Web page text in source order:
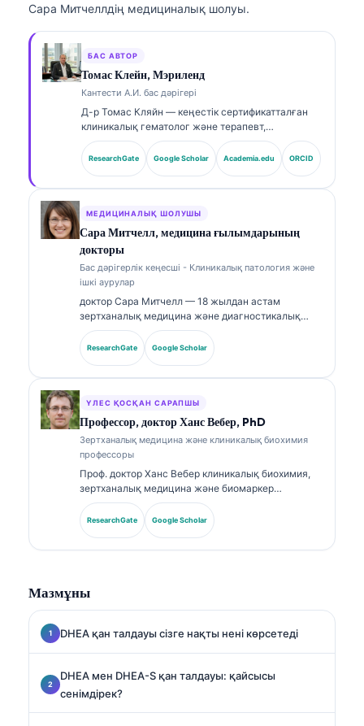
Сара Митчеллдің медициналық шолуы.
БАС АВТОР
Томас Клейн, Мэриленд
Кантести А.И. бас дәрігері
Д-р Томас Кляйн — кеңестік сертификатталған
клиникалық гематолог және терапевт,
зертханалық медицина саласында және ЖИ-мен
(AI) сүйемелденген клиникалық талдауда 15
жылдан астам тәжірибесі бар. Kantesti AI
дәлдігін қамтамасыз етуге қатысты клиникалық
қадағалауды жүзеге асырады. Д-р Кляйн
биомаркерлерді түсіндіру және зертханалық
диагностика бойынша зертханалық медицина
тақырыптарында кеңінен жариялады.
ResearchGate Google Scholar Academia.edu ORCID
МЕДИЦИНАЛЫҚ ШОЛУШЫ
Сара Митчелл, медицина ғылымдарының
докторы
Бас дәрігерлік кеңесші - Клиникалық патология және
ішкі аурулар
доктор Сара Митчелл — 18 жылдан астам
зертханалық медицина және диагностикалық
талдау саласында тәжірибесі бар, біліктілігі
расталған клиникалық патологоанатом. Ол
клиникалық химия бойынша мамандандырылған
қатысты кеңінен жариялады.
ResearchGate Google Scholar
ҮЛЕС ҚОСҚАН САРАПШЫ
Профессор, доктор Ханс Вебер, PhD
Зертханалық медицина және клиникалық биохимия
профессоры
Проф. доктор Ханс Вебер клиникалық биохимия,
зертханалық медицина және биомаркер
зерттеулері саласында 30+ жылдық тәжірибесін
ұсынады. Германияның клиникалық химия
қоғамының бұрынғы президенті бола отырып, ол
маманданған.
ResearchGate Google Scholar
Мазмұны
DHEA қан талдауы сізге нақты нені көрсетеді
DHEA мен DHEA-S қан талдауы: қайсысы
сенімдірек?